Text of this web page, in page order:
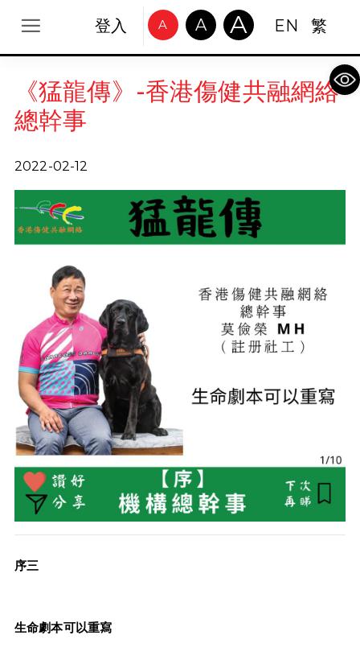
登入 A A A EN 繁
《猛龍傳》-香港傷健共融網絡
總幹事
2022-02-12
序三
生命劇本可以重寫